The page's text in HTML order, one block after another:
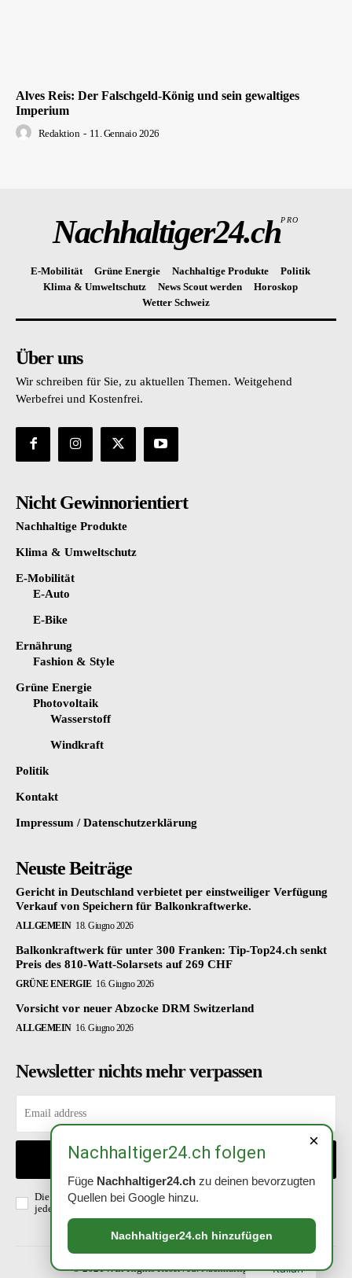
Alves Reis: Der Falschgeld-König und sein gewaltiges
Imperium
Redaktion - 11. Gennaio 2026
Nachhaltiger24.chPRO
E-Mobilität Grüne Energie Nachhaltige Produkte
Politik
Klima & Umweltschutz
News Scout werden
Horoskop
Wetter Schweiz
Über uns
Wir schreiben für Sie, zu aktuellen Themen. Weitgehend
Werbefrei und Kostenfrei.
Nicht Gewinnorientiert
Nachhaltige Produkte
Klima & Umweltschutz
E-Mobilität
E-Auto
E-Bike
Ernährung
Fashion & Style
Grüne Energie
Photovoltaik
Wasserstoff
Windkraft
Politik
Kontakt
Impressum / Datenschutzerklärung
Neuste Beiträge
Gericht in Deutschland verbietet per einstweiliger Verfügung
Verkauf von Speichern für Balkonkraftwerke.
ALLGEMEIN 18. Giugno 2026
Balkonkraftwerk für unter 300 Franken: Tip-Top24.ch senkt
Preis des 810-Watt-Solarsets auf 269 CHF
GRÜNE ENERGIE 16. Giugno 2026
Vorsicht vor neuer Abzocke DRM Switzerland
ALLGEMEIN 16. Giugno 2026
Newsletter nichts mehr verpassen
EINTRAGEN
Die Richtlinien habe ich gelesen und akzeptiert. Abmeldung ist
jederzeit möglich.
© 2021 . All Rights Reserved. Nachhaltiger24.ch
×
Nachhaltiger24.ch folgen
Füge Nachhaltiger24.ch zu deinen bevorzugten
Quellen bei Google hinzu.
Nachhaltiger24.ch hinzufügen
Italian